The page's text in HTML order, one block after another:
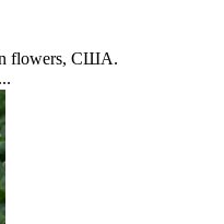
flowers, США.